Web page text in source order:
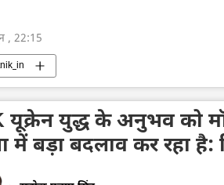
, 22:15
यूक्रेन युद्ध के अनुभव को
में बड़ा बदलाव कर रहा है: